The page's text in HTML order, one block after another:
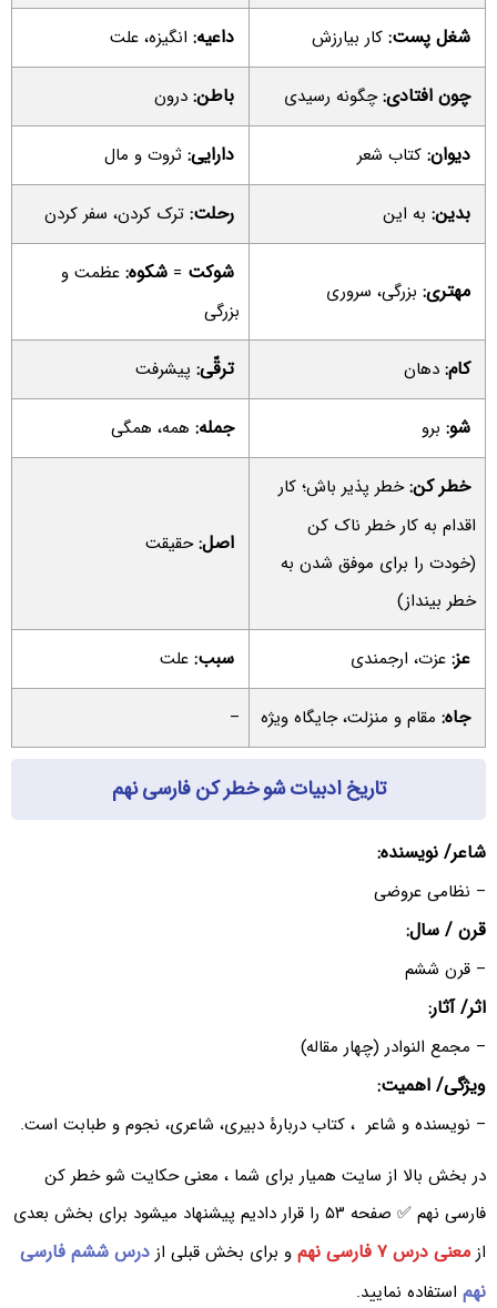
شغل پست: کار بیارزش داعیه: انگیزه، علت
چون افتادی:چگونه رسیدی باطن: درون
دیوان: کتاب شعر دارایی: ثروت و مال
بدین: به این رحلت: ترک کردن، سفر کردن
مهتری: بزرگی، سروری
شوکت = شکوه: عظمت و
بزرگی
کام: دهان ترقّی: پیشرفت
شو: برو جمله: همه، همگی
خطر کن:خطر پذیر باش؛ کار
اقدام به کار خطر ناک کن
(خودت را برای موفق شدن به
خطر بینداز)
اصل:حقیقت
عز: عزت، ارجمندی سبب: علت
جاه: مقام و منزلت، جایگاه ویژه –
تاریخ ادبیات شو خطر کن فارسی نهم
شاعر/ نویسنده:
– نظامی عروضی
قرن / سال:
– قرن ششم
اثر/ آثار:
– مجمع النوادر (چهار مقاله)
ویژگی/ اهمیت:
– نویسنده و شاعر ، کتاب دربارۀ دبیری، شاعری، نجوم و طبابت است.
در بخش بالا از سایت همیار برای شما ، معنی حکایت شو خطر کن
فارسی نهم ✅ صفحه ۵۳ را قرار دادیم پیشنهاد میشود برای بخش بعدی
از معنی درس ۷ فارسی نهم و برای بخش قبلی از درس ششم فارسی
نهم استفاده نمایید.